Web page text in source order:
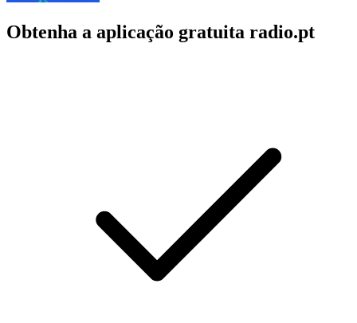
Obtenha a aplicação gratuita radio.pt